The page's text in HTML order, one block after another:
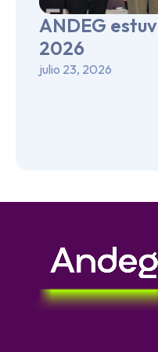
ANDEG
2026
julio 23, 2026